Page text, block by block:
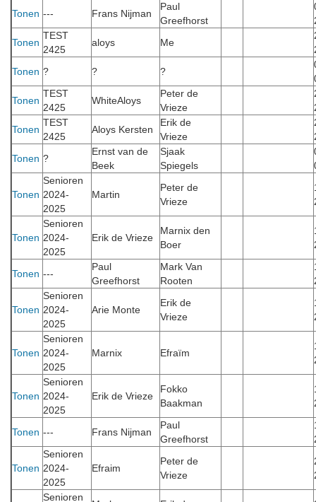
Tonen --- Frans Nijman
Paul
Greefhorst
Tonen
TEST
2425
aloys Me
Tonen ? ? ?
Tonen
TEST
2425
WhiteAloys
Peter de
Vrieze
Tonen
TEST
2425
Aloys Kersten
Erik de
Vrieze
Tonen ?
Ernst van de
Beek
Sjaak
Spiegels
Tonen
Senioren
2024-
2025
Martin
Peter de
Vrieze
Tonen
Senioren
2024-
2025
Erik de Vrieze
Marnix den
Boer
Tonen ---
Paul
Greefhorst
Mark Van
Rooten
Tonen
Senioren
2024-
2025
Arie Monte
Erik de
Vrieze
Tonen
Senioren
2024-
2025
Marnix Efraïm
Tonen
Senioren
2024-
2025
Erik de Vrieze
Fokko
Baakman
Tonen --- Frans Nijman
Paul
Greefhorst
Tonen
Senioren
2024-
2025
Efraim
Peter de
Vrieze
Senioren